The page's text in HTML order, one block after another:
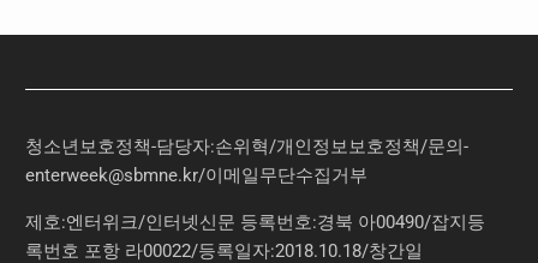
청소년보호정책-담당자:손위혁/개인정보보호정책/문의-
enterweek@sbmne.kr/이메일무단수집거부
제호:엔터위크/인터넷신문 등록번호:경북 아00490/잡지등
록번호 포항 라00022/등록일자:2018.10.18/창간일